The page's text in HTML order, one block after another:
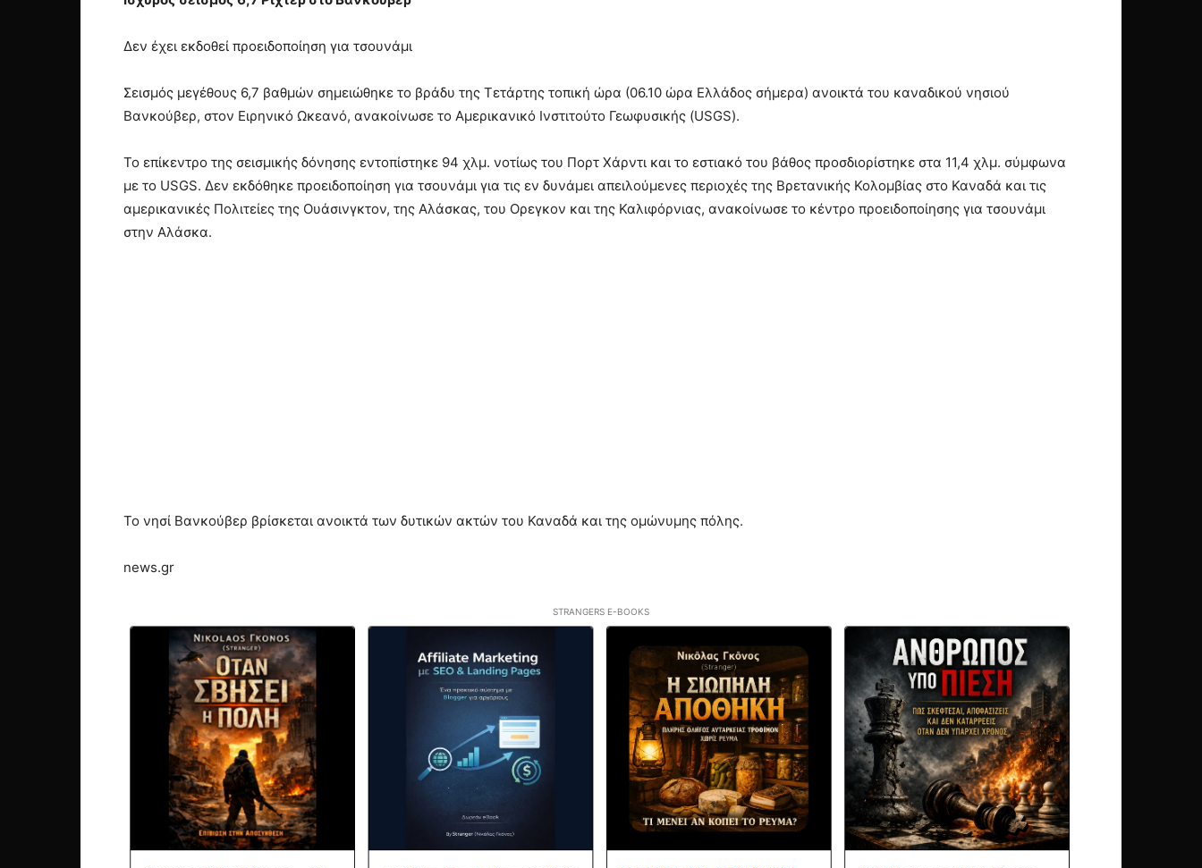
Δεν έχει εκδοθεί προειδοποίηση για τσουνάμι
Σεισμός μεγέθους 6,7 βαθμών σημειώθηκε το βράδυ της Τετάρτης τοπική ώρα (06.10 ώρα Ελλάδος σήμερα) ανοικτά του καναδικού νησιού
Βανκούβερ, στον Ειρηνικό Ωκεανό, ανακοίνωσε το Αμερικανικό Ινστιτούτο Γεωφυσικής (USGS).
Το επίκεντρο της σεισμικής δόνησης εντοπίστηκε 94 χλμ. νοτίως του Πορτ Χάρντι και το εστιακό του βάθος προσδιορίστηκε στα 11,4 χλμ. σύμφωνα
με το USGS. Δεν εκδόθηκε προειδοποίηση για τσουνάμι για τις εν δυνάμει απειλούμενες περιοχές της Βρετανικής Κολομβίας στο Καναδά και τις
αμερικανικές Πολιτείες της Ουάσινγκτον, της Αλάσκας, του Ορεγκον και της Καλιφόρνιας, ανακοίνωσε το κέντρο προειδοποίησης για τσουνάμι
στην Αλάσκα.
Το νησί Βανκούβερ βρίσκεται ανοικτά των δυτικών ακτών του Καναδά και της ομώνυμης πόλης.
news.gr
STRANGERS E-BOOKS